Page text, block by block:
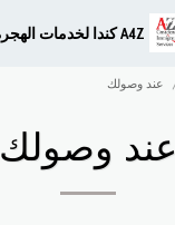
A4Z كندا لخدمات الهجرة
عند وصولك
عند وصولك